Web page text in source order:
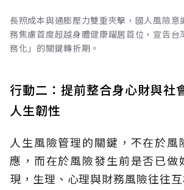
長照成本與通膨壓力雙重夾擊，國人風險意
務焦慮首度超越身體健康躍居首位，宣告台
務化」的關鍵轉折期。
行動二：提前整合身心財與社
人生韌性
人生風險管理的關鍵，不在於風
應，而在於風險發生前是否已做
現，生理、心理與財務風險往往